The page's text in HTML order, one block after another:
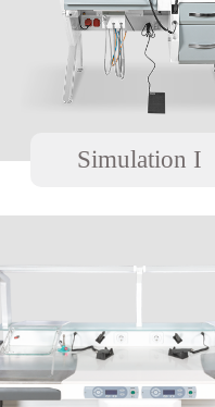
Simulation I